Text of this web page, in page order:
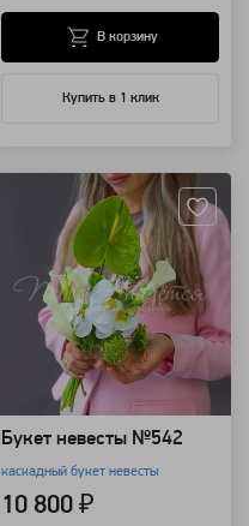
Купить в 1 клик
В корзину
Букет невесты №542
каскадный букет невесты
10 800 ₽